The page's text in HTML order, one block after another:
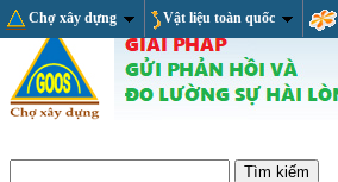
Chợ xây dựng Vật liệu toàn quốc